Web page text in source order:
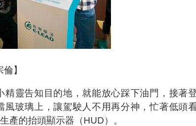
】
靈告知目的地，就能放心踩下油門，接著
玻璃上，讓駕駛人不用再分神，忙著低頭
產的抬頭顯示器（HUD）。